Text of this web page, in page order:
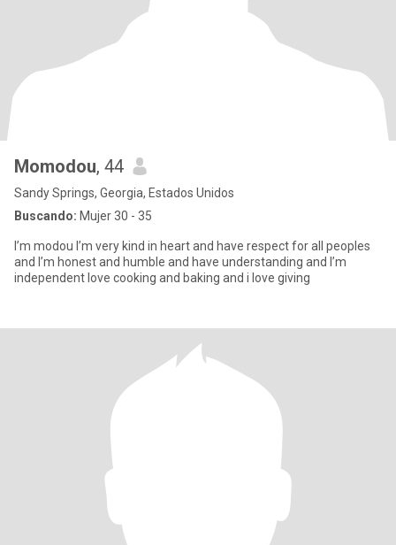
Momodou, 44
Sandy Springs, Georgia, Estados Unidos
Buscando: Mujer 30 - 35
I’m modou I’m very kind in heart and have respect for all peoples
and I’m honest and humble and have understanding and I’m
independent love cooking and baking and i love giving